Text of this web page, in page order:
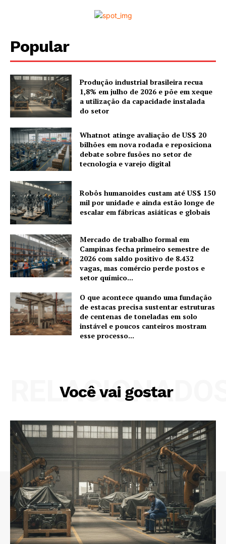
Popular
Produção industrial brasileira recua
1,8% em julho de 2026 e põe em xeque
a utilização da capacidade instalada
do setor
Whatnot atinge avaliação de US$ 20
bilhões em nova rodada e reposiciona
debate sobre fusões no setor de
tecnologia e varejo digital
Robôs humanoides custam até US$ 150
mil por unidade e ainda estão longe de
escalar em fábricas asiáticas e globais
Mercado de trabalho formal em
Campinas fecha primeiro semestre de
2026 com saldo positivo de 8.432
vagas, mas comércio perde postos e
setor químico...
O que acontece quando uma fundação
de estacas precisa sustentar estruturas
de centenas de toneladas em solo
instável e poucos canteiros mostram
esse processo...
Você vai gostar